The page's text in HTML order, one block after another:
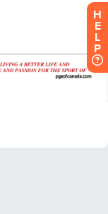
H
E
L
P